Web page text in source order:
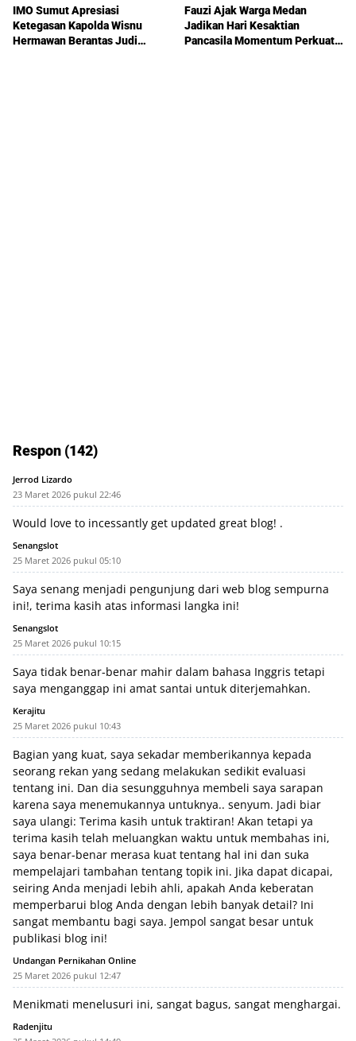
IMO Sumut Apresiasi
Ketegasan Kapolda Wisnu
Hermawan Berantas Judi
Fauzi Ajak Warga Medan
Jadikan Hari Kesaktian
Pancasila Momentum Perkuat
Respon (142)
Jerrod Lizardo
23 Maret 2026 pukul 22:46
Would love to incessantly get updated great blog! .
Senangslot
25 Maret 2026 pukul 05:10
Saya senang menjadi pengunjung dari web blog sempurna
ini!, terima kasih atas informasi langka ini!
Senangslot
25 Maret 2026 pukul 10:15
Saya tidak benar-benar mahir dalam bahasa Inggris tetapi
saya menganggap ini amat santai untuk diterjemahkan.
Kerajitu
25 Maret 2026 pukul 10:43
Bagian yang kuat, saya sekadar memberikannya kepada
seorang rekan yang sedang melakukan sedikit evaluasi
tentang ini. Dan dia sesungguhnya membeli saya sarapan
karena saya menemukannya untuknya.. senyum. Jadi biar
saya ulangi: Terima kasih untuk traktiran! Akan tetapi ya
terima kasih telah meluangkan waktu untuk membahas ini,
saya benar-benar merasa kuat tentang hal ini dan suka
mempelajari tambahan tentang topik ini. Jika dapat dicapai,
seiring Anda menjadi lebih ahli, apakah Anda keberatan
memperbarui blog Anda dengan lebih banyak detail? Ini
sangat membantu bagi saya. Jempol sangat besar untuk
publikasi blog ini!
Undangan Pernikahan Online
25 Maret 2026 pukul 12:47
Menikmati menelusuri ini, sangat bagus, sangat menghargai.
Radenjitu